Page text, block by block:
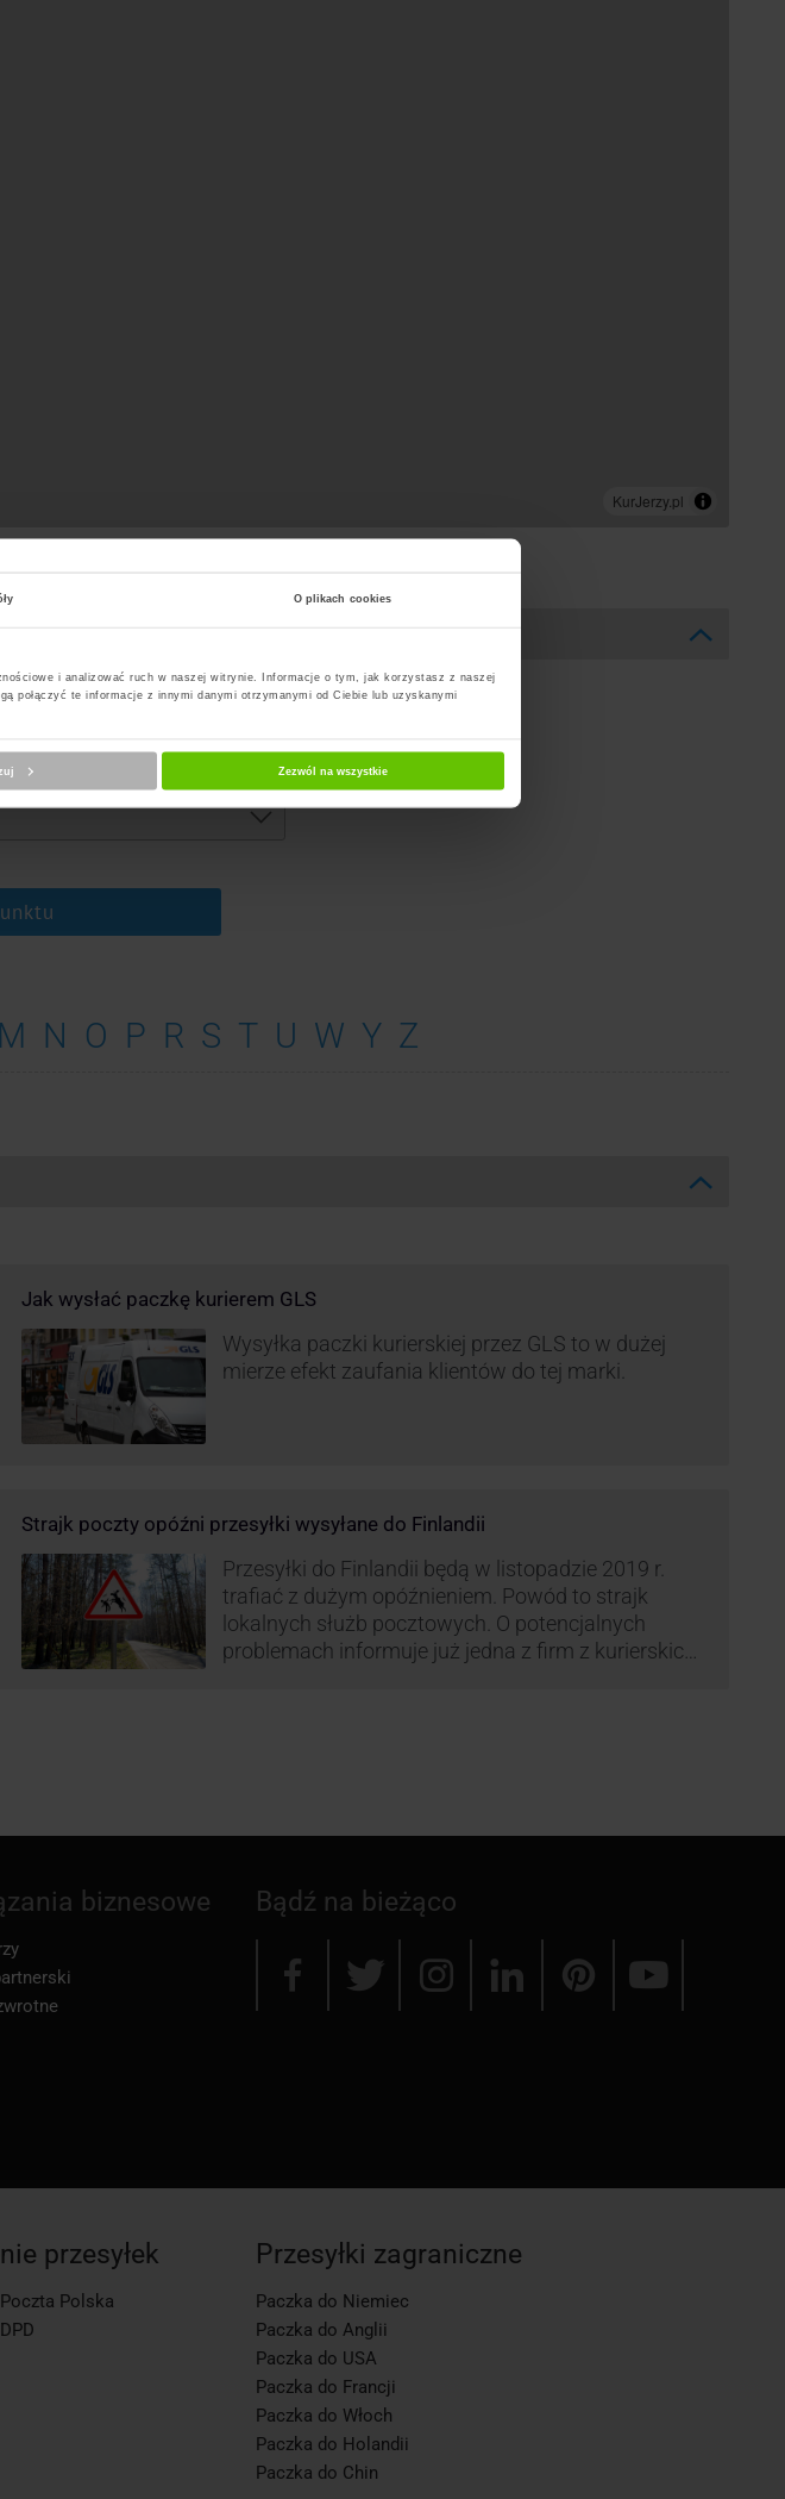
O plikach cookies
i analizować ruch w naszej witrynie. Informacje o tym, jak korzystasz z naszej
połączyć te informacje z innymi danymi otrzymanymi od Ciebie lub uzyskanymi
Zezwól na wszystkie
M N O P R S T U W Y Z
Jak wysłać paczkę kurierem GLS
Wysyłka paczki kurierskiej przez GLS to w dużej
mierze efekt zaufania klientów do tej marki.
Strajk poczty opóźni przesyłki wysyłane do Finlandii
Przesyłki do Finlandii będą w listopadzie 2019 r.
trafiać z dużym opóźnieniem. Powód to strajk
lokalnych służb pocztowych. O potencjalnych
problemach informuje już jedna z firm z kurierskich
Bądź na bieżąco
biznesowe
przesyłek
Polska
Przesyłki zagraniczne
Paczka do Niemiec
Paczka do Anglii
Paczka do USA
Paczka do Francji
Paczka do Włoch
Paczka do Holandii
Paczka do Chin